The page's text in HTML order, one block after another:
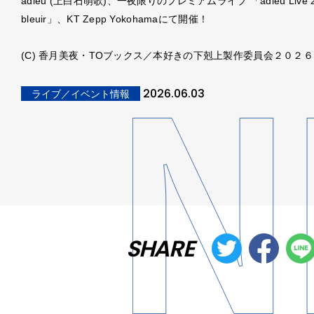
bleuir」、KT Zepp Yokohamaにて開催！
(C) 香月美夜・TOブックス／本好きの下剋上製作委員会２０２６
ライブ／イベント情報 2026.06.03
SHARE